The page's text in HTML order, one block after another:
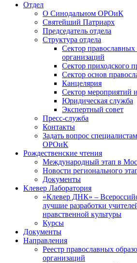
Отдел
О Синодальном ОРОиК
Святейший Патриарх
Председатель отдела
Структура отдела
Сектор
организаций
Сектор приходского
Сектор основ
Канцелярия
Сектор мероприятий
Юридическая служба
Экспертный совет
Пресс-служба
Контакты
Задать вопрос
ОРОиК
Рождественские чтения
Международный этап в
Новости регионального
Документы
Клевер Лаборатория
«Клевер ДНК» –
лучшие разработки
нравственной культуры
Курсы
Документы
Направления
Реестр православных
организаций